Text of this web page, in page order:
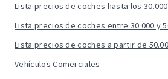
Lista precios de coches hasta los
Lista precios de coches entre 30.000 y
Lista precios de coches a partir de
Vehículos Comerciales